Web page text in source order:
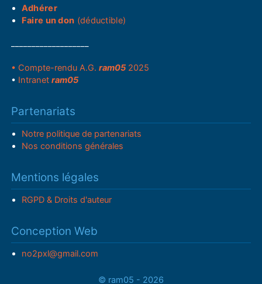
Adhérer
Faire un don (déductible)
• Compte-rendu A.G.ram05 2025
• Intranetram05
Partenariats
Notre politique de partenariats
Nos conditions générales
Mentions légales
RGPD & Droits d'auteur
Conception Web
no2pxl@gmail.com
© ram05 - 2026